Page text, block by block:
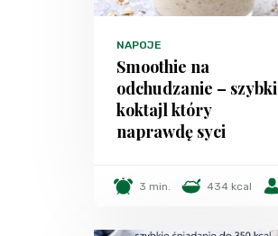
NAPOJE
Smoothie na
odchudzanie – szybki
koktajl który
naprawdę syci
3 min. 434 kcal